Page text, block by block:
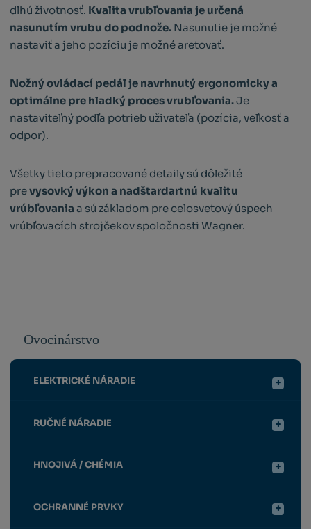
dlhú životnosť. Kvalita vrubľovania je určená
nasunutím vrubu do podnože. Nasunutie je možné
nastaviť a jeho pozíciu je možné aretovať.
Nožný ovládací pedál je navrhnutý ergonomicky a
optimálne pre hladký proces vrubľovania.Je
nastaviteľný podľa potrieb uživateľa (pozícia, veľkosť a
odpor).
Všetky tieto prepracované detaily sú dôležité
prevysovký výkon a nadštardartnú kvalitu
vrúbľovaniaa sú základom pre celosvetový úspech
vrúbľovacích strojčekov spoločnosti Wagner.
Ovocinárstvo
ELEKTRICKÉ NÁRADIE
RUČNÉ NÁRADIE
HNOJIVÁ / CHÉMIA
OCHRANNÉ PRVKY